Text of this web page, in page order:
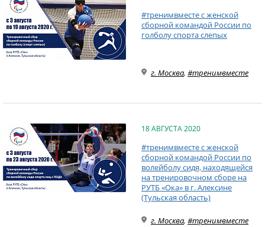
#тренимвместе с женской
сборной командой России по
голболу спорта слепых
г. Москва, #тренимвместе
18 АВГУСТА 2020
#тренимвместе с женской
сборной командой России по
волейболу сидя, находящейся
на тренировочном сборе на
РУТБ «Ока» в г. Алексине
(Тульская область)
г. Москва, #тренимвместе